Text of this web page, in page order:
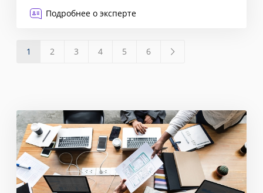
Подробнее о эксперте
1 2 3 4 5 6